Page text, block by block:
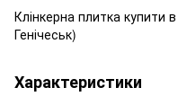
Клінкерна плитка купити
Генічеськ)
Характеристики